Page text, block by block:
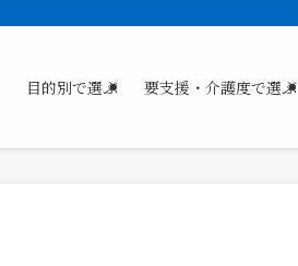
目的別で選ぶ 要支援・介護度で選ぶ